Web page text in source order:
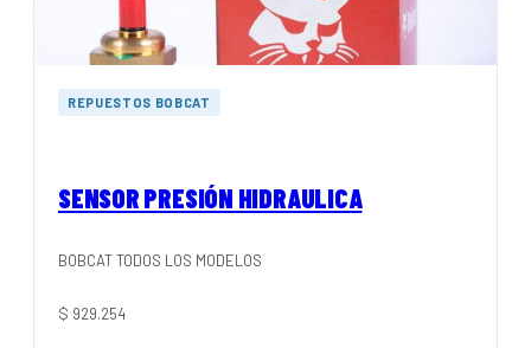
REPUESTOS BOBCAT
SENSOR PRESIÓN HIDRAULICA
BOBCAT TODOS LOS MODELOS
$ 929.254